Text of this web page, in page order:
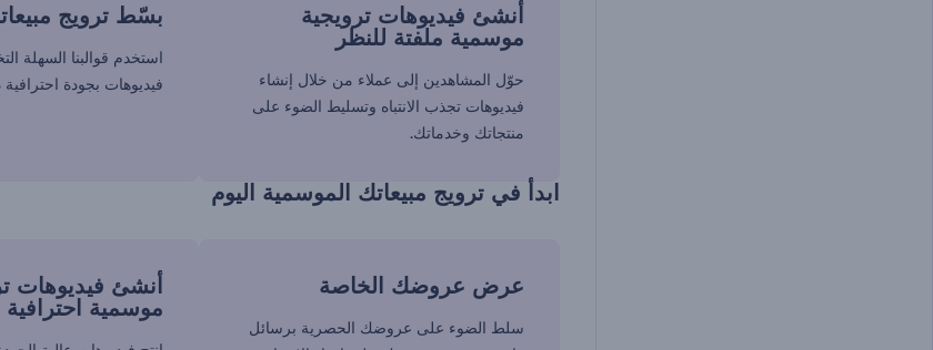
أنشئ فيديوهات ترويجية
موسمية ملفتة للنظر
حوّل المشاهدين إلى عملاء من خلال إنشاء
فيديوهات تجذب الانتباه وتسليط الضوء على
منتجاتك وخدماتك.
بسّط ترويج
استخدم قوالبنا السهلة
فيديوهات بجودة
ابدأ في ترويج مبيعاتك الموسمية اليوم
عرض عروضك الخاصة
سلط الضوء على عروضك الحصرية برسائل
أنشئ فيديوهات
موسمية